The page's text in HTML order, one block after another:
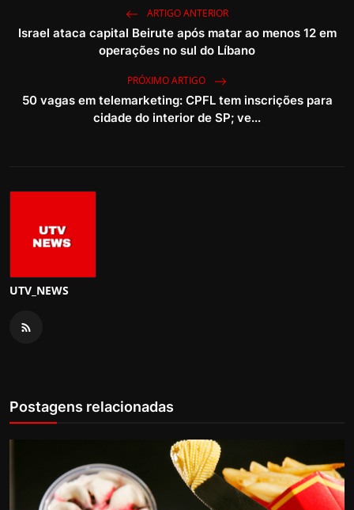
ARTIGO ANTERIOR
Israel ataca capital Beirute após matar ao menos 12 em
operações no sul do Líbano
PRÓXIMO ARTIGO
50 vagas em telemarketing: CPFL tem inscrições para
cidade do interior de SP; ve...
UTV_NEWS
Postagens relacionadas